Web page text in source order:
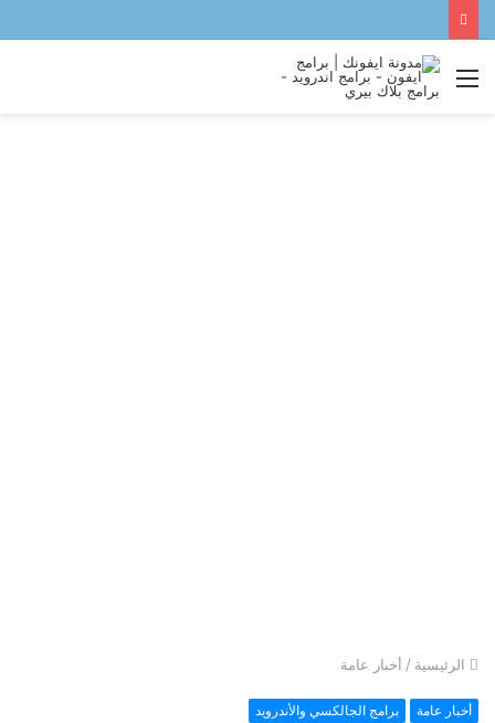
القائمة
الرئيسية / أخبار عامة
أخبار عامة برامج الجالكسي والأندرويد